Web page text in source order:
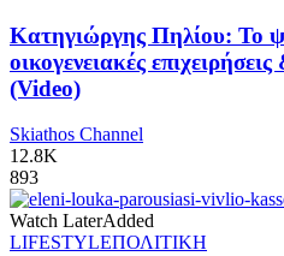
Κατηγιώργης Πηλίου: Το
οικογενειακές
(Video)
Skiathos Channel
12.8K
893
Watch LaterAdded
LIFESTYLEΠΟΛΙΤΙΚΗ